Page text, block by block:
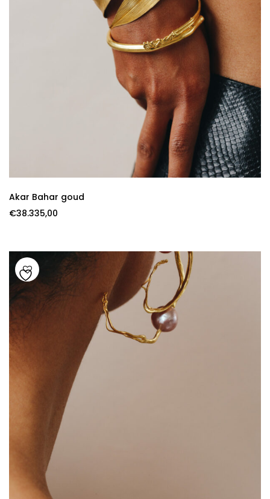
Akar Bahar goud
€38.335,00